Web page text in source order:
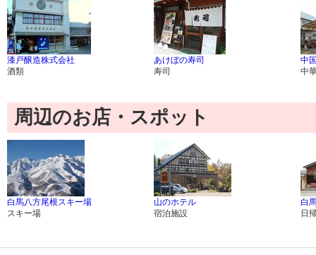
漆戸醸造株式会社
酒類
あけぼの寿司
寿司
中
中
周辺のお店・スポット
白馬八方尾根スキー場
スキー場
山のホテル
宿泊施設
白
日